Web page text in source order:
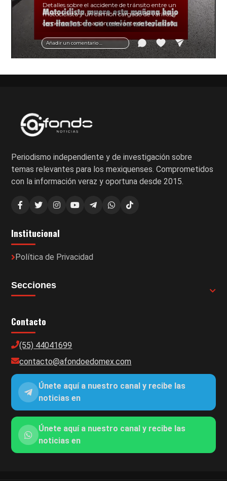
Añadir un comentario ...
Detalles sobre el accidente de tránsito entre un
motociclista y un camión cargado de varillas y
cemento. Información relevante de seguridad
vial y recomendaciones para motociclistas.
Periodismo independiente y de investigación sobre
temas relevantes para los mexiquenses. Comprometidos
con la información veraz y oportuna desde 2015.
Institucional
Política de Privacidad
Secciones
Contacto
(55) 44041699
contacto@afondoedomex.com
Únete aquí a nuestro canal y recibe las
noticias en
Únete aquí a nuestro canal y recibe las
noticias en